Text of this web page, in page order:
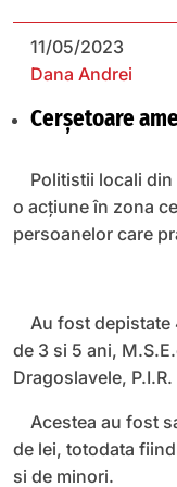
11/05/2023
Dana Andrei
Cerșetoare
Politistii locali
o acțiune în zona
persoanelor care
Au fost depistate
de 3 si 5 ani,
Dragoslavele,
Acestea au fost
de lei, totodata
si de minori.